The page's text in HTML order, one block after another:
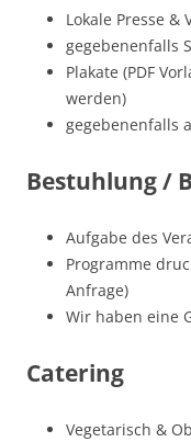
Lokale Presse &
gegebenenfalls
Plakate (PDF
werden)
gegebenenfalls
Bestuhlung /
Aufgabe des
Programme
Anfrage)
Wir haben eine
Catering
Vegetarisch &